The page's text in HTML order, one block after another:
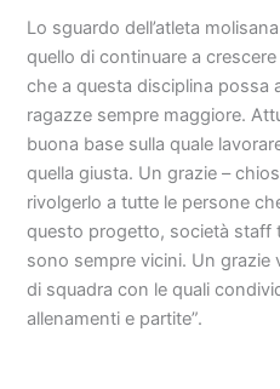
Lo sguardo dell’atleta
quello di continuare a
che a questa disciplina possa
ragazze sempre maggiore.
buona base sulla quale
quella giusta. Un grazie –
rivolgerlo a tutte le persone
questo progetto, società staff
sono sempre vicini. Un
di squadra con le quali
allenamenti e partite”.